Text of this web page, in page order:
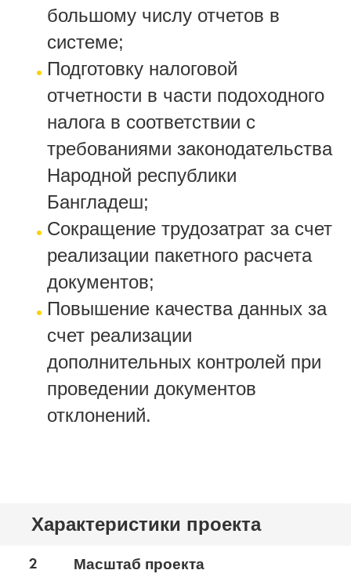
большому числу отчетов в
системе;
Подготовку налоговой
отчетности в части подоходного
налога в соответствии с
требованиями законодательства
Народной республики
Бангладеш;
Сокращение трудозатрат за счет
реализации пакетного расчета
документов;
Повышение качества данных за
счет реализации
дополнительных контролей при
проведении документов
отклонений.
Характеристики проекта
2 Масштаб проекта